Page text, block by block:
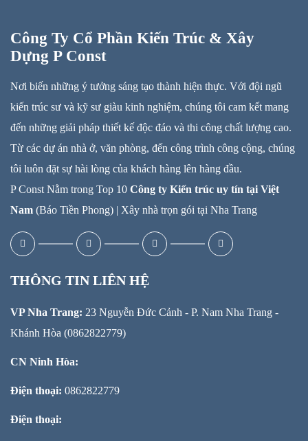
Công Ty Cổ Phần Kiến Trúc & Xây
Dựng P Const
Nơi biến những ý tưởng sáng tạo thành hiện thực. Với đội ngũ
kiến trúc sư và kỹ sư giàu kinh nghiệm, chúng tôi cam kết mang
đến những giải pháp thiết kế độc đáo và thi công chất lượng cao.
Từ các dự án nhà ở, văn phòng, đến công trình công cộng, chúng
tôi luôn đặt sự hài lòng của khách hàng lên hàng đầu.
P Const Nằm trong Top 10 Công ty Kiến trúc uy tín tại Việt
Nam (Báo Tiền Phong) | Xây nhà trọn gói tại Nha Trang
THÔNG TIN LIÊN HỆ
VP Nha Trang: 23 Nguyễn Đức Cảnh - P. Nam Nha Trang -
Khánh Hòa (0862822779)
CN Ninh Hòa:
Điện thoại: 0862822779
Điện thoại: